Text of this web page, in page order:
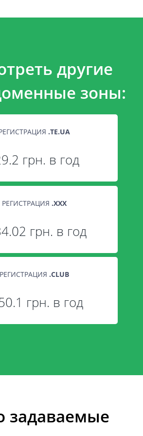
другие
зоны:
.TE.UA
грн. в год
РЕГИСТРАЦИЯ .XXX
грн. в год
РЕГИСТРАЦИЯ .CLUB
грн. в год
задаваемые